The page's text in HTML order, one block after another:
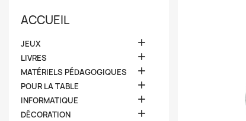
ACCUEIL
JEUX 
LIVRES 
MATÉRIELS PÉDAGOGIQUES 
POUR LA TABLE 
INFORMATIQUE 
DÉCORATION 